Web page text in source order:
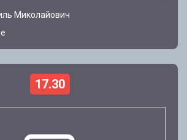
Миколайович
17.30